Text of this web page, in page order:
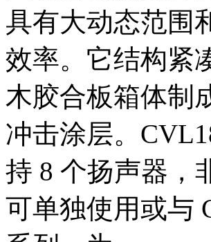
具有大动态范围
效率。它结构紧
木胶合板箱体制
冲击涂层。
持 8 个扬声器，
可单独使用或与